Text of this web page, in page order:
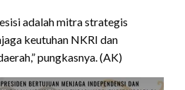
adalah mitra strategis
keutuhan NKRI dan
pungkasnya. (AK)